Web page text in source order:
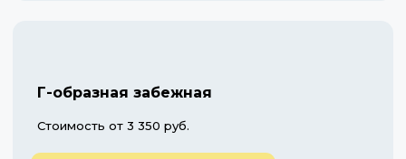
Г-образная забежная
Стоимость от 3 350 руб.